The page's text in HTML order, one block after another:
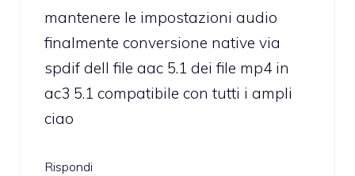
mantenere le impostazioni audio
finalmente conversione native via
spdif dell file aac 5.1 dei file mp4 in
ac3 5.1 compatibile con tutti i ampli
ciao
Rispondi